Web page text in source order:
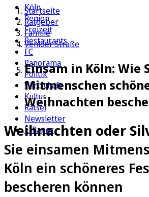
Köln
Region
Freizeit
Restaurants
FC
Panorama
Politik
Wirtschaft
Kultur
Rätsel
Newsletter
E-Paper
Startseite
Ratgeber
Familie
Venloer Straße
Einsam in Köln: Wie
Mitmenschen
Weihnachten
Weihnachten oder
Sie einsamen
Köln ein schöneres
bescheren können